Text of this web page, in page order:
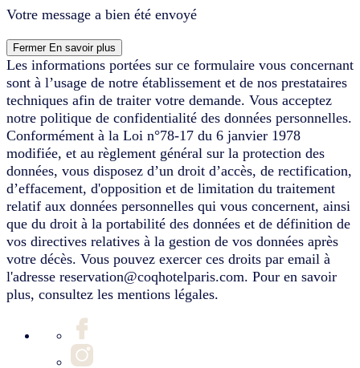
Votre message a bien été envoyé
Fermer En savoir plus
Les informations portées sur ce formulaire vous concernant
sont à l’usage de notre établissement et de nos prestataires
techniques afin de traiter votre demande. Vous acceptez
notre politique de confidentialité des données personnelles.
Conformément à la Loi n°78-17 du 6 janvier 1978
modifiée, et au règlement général sur la protection des
données, vous disposez d’un droit d’accès, de rectification,
d’effacement, d'opposition et de limitation du traitement
relatif aux données personnelles qui vous concernent, ainsi
que du droit à la portabilité des données et de définition de
vos directives relatives à la gestion de vos données après
votre décès. Vous pouvez exercer ces droits par email à
l'adresse reservation@coqhotelparis.com. Pour en savoir
plus, consultez les mentions légales.